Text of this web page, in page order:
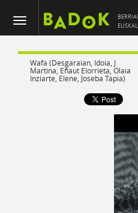
Wafa (Desgaraian, Idoia, J
Martina, Eñaut Elorrieta, Olaia
Inziarte, Elene, Joseba Tapia)